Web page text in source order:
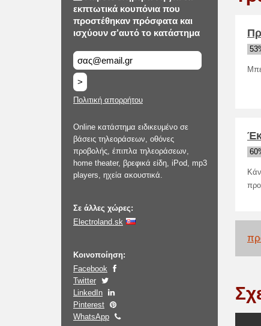
εκπτωτικά κουπόνια που
προστέθηκαν πρόσφατα και
ισχύουν σ’αυτό το κατάστημα
>
Πολιτική απορρήτου
Online κατάστημα ειδικευμένο σε
βάσεις τηλεοράσεων, οθόνες
προβολής, έπιπλα τηλεοράσεων,
home theater, βρεφικά είδη, iPod, mp3
players, ηχεία ακουστικά.
Σε άλλες χώρες:
Electroland.sk
Κοινοποίηση:
Facebook
Twitter
LinkedIn
Pinterest
WhatsApp